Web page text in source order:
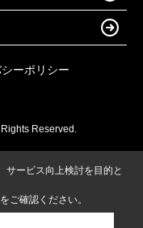
ーポリシー
Reserved.
サービス向上検討を目的と
をご確認ください。